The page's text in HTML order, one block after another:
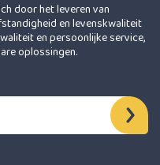
door het leveren van
en levenskwaliteit
en persoonlijke service,
oplossingen.